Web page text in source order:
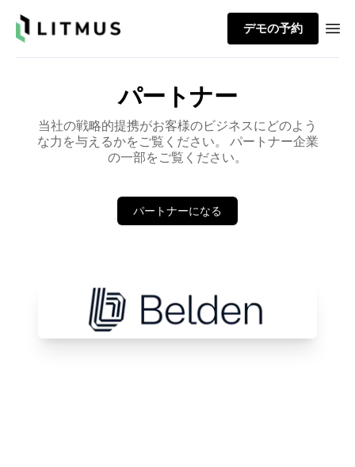
Litmus デモの予約
パートナー
当社の戦略的提携がお客様のビジネスにどのよう
な力を与えるかをご覧ください。 パートナー企業
の一部をご覧ください。
パートナーになる